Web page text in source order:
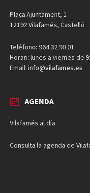
Plaça Ajuntament, 1
12192 Vilafamés, Castelló
Teléfono: 964 32 90 01
Horari: lunes a viernes de
Email: info@vilafames.es
AGENDA
Vilafamés al día
Consulta la agenda de